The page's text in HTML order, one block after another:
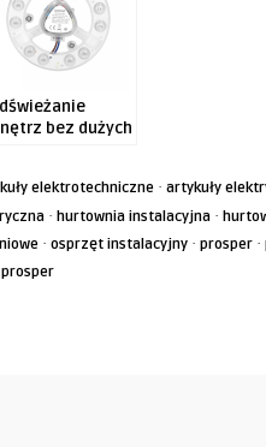
bez dużych
zrobić?elektrotechniczne · artykuły
· hurtownia instalacyjna ·
· osprzęt instalacyjny · prosper ·